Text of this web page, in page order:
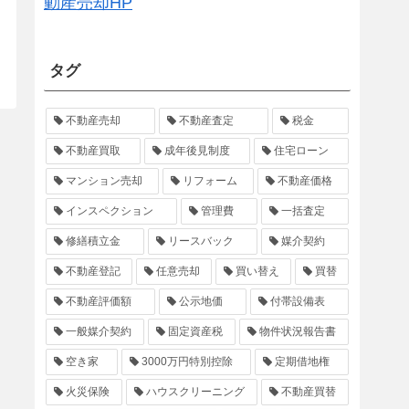
タグ
不動産売却 不動産査定 税金
不動産買取 成年後見制度 住宅ローン
マンション売却 リフォーム 不動産価格
インスペクション 管理費 一括査定
修繕積立金 リースバック 媒介契約
不動産登記 任意売却 買い替え 買替
不動産評価額 公示地価 付帯設備表
一般媒介契約 固定資産税 物件状況報告書
空き家 3000万円特別控除 定期借地権
火災保険 ハウスクリーニング 不動産買替